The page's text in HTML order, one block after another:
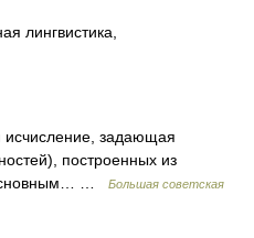
лингвистика,
задающая
построенных из
…
Большая советская